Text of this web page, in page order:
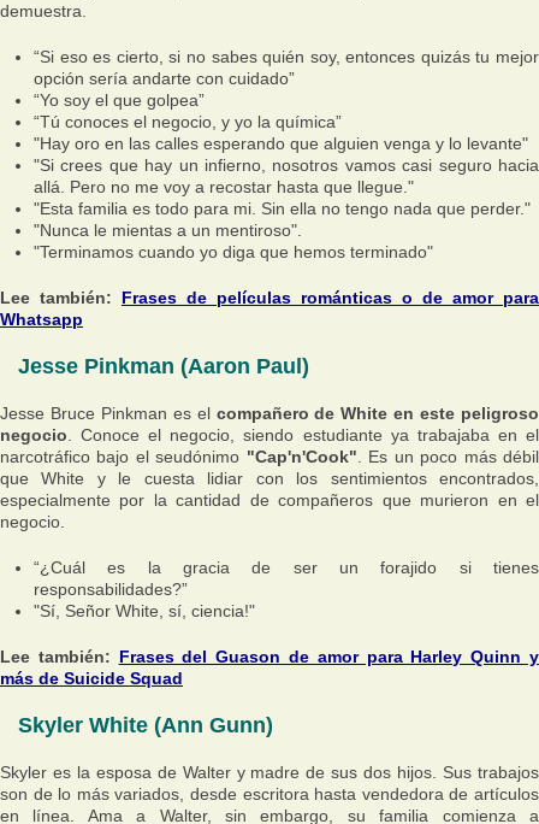
demuestra.
“Si eso es cierto, si no sabes quién soy, entonces quizás tu mejor
opción sería andarte con cuidado”
“Yo soy el que golpea”
“Tú conoces el negocio, y yo la química”
"Hay oro en las calles esperando que alguien venga y lo levante"
"Si crees que hay un infierno, nosotros vamos casi seguro hacia
allá. Pero no me voy a recostar hasta que llegue."
"Esta familia es todo para mi. Sin ella no tengo nada que perder."
"Nunca le mientas a un mentiroso".
"Terminamos cuando yo diga que hemos terminado"
Lee también: Frases de películas románticas o de amor para
Whatsapp
Jesse Pinkman (Aaron Paul)
Jesse Bruce Pinkman es el compañero de White en este peligroso
negocio . Conoce el negocio, siendo estudiante ya trabajaba en el
narcotráfico bajo el seudónimo "Cap'n'Cook" . Es un poco más débil
que White y le cuesta lidiar con los sentimientos encontrados,
especialmente por la cantidad de compañeros que murieron en el
negocio.
“¿Cuál es la gracia de ser un forajido si tienes
responsabilidades?”
"Sí, Señor White, sí, ciencia!"
Lee también: Frases del Guason de amor para Harley Quinn y
más de Suicide Squad
Skyler White (Ann Gunn)
Skyler es la esposa de Walter y madre de sus dos hijos. Sus trabajos
son de lo más variados, desde escritora hasta vendedora de artículos
en línea. Ama a Walter, sin embargo, su familia comienza a